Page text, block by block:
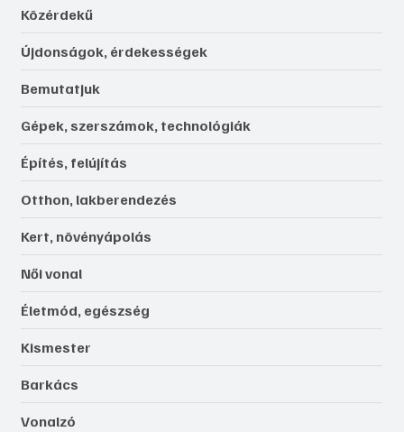
Közérdekű
Újdonságok, érdekességek
Bemutatjuk
Gépek, szerszámok, technológiák
Építés, felújítás
Otthon, lakberendezés
Kert, növényápolás
Női vonal
Életmód, egészség
Kismester
Barkács
Vonalzó